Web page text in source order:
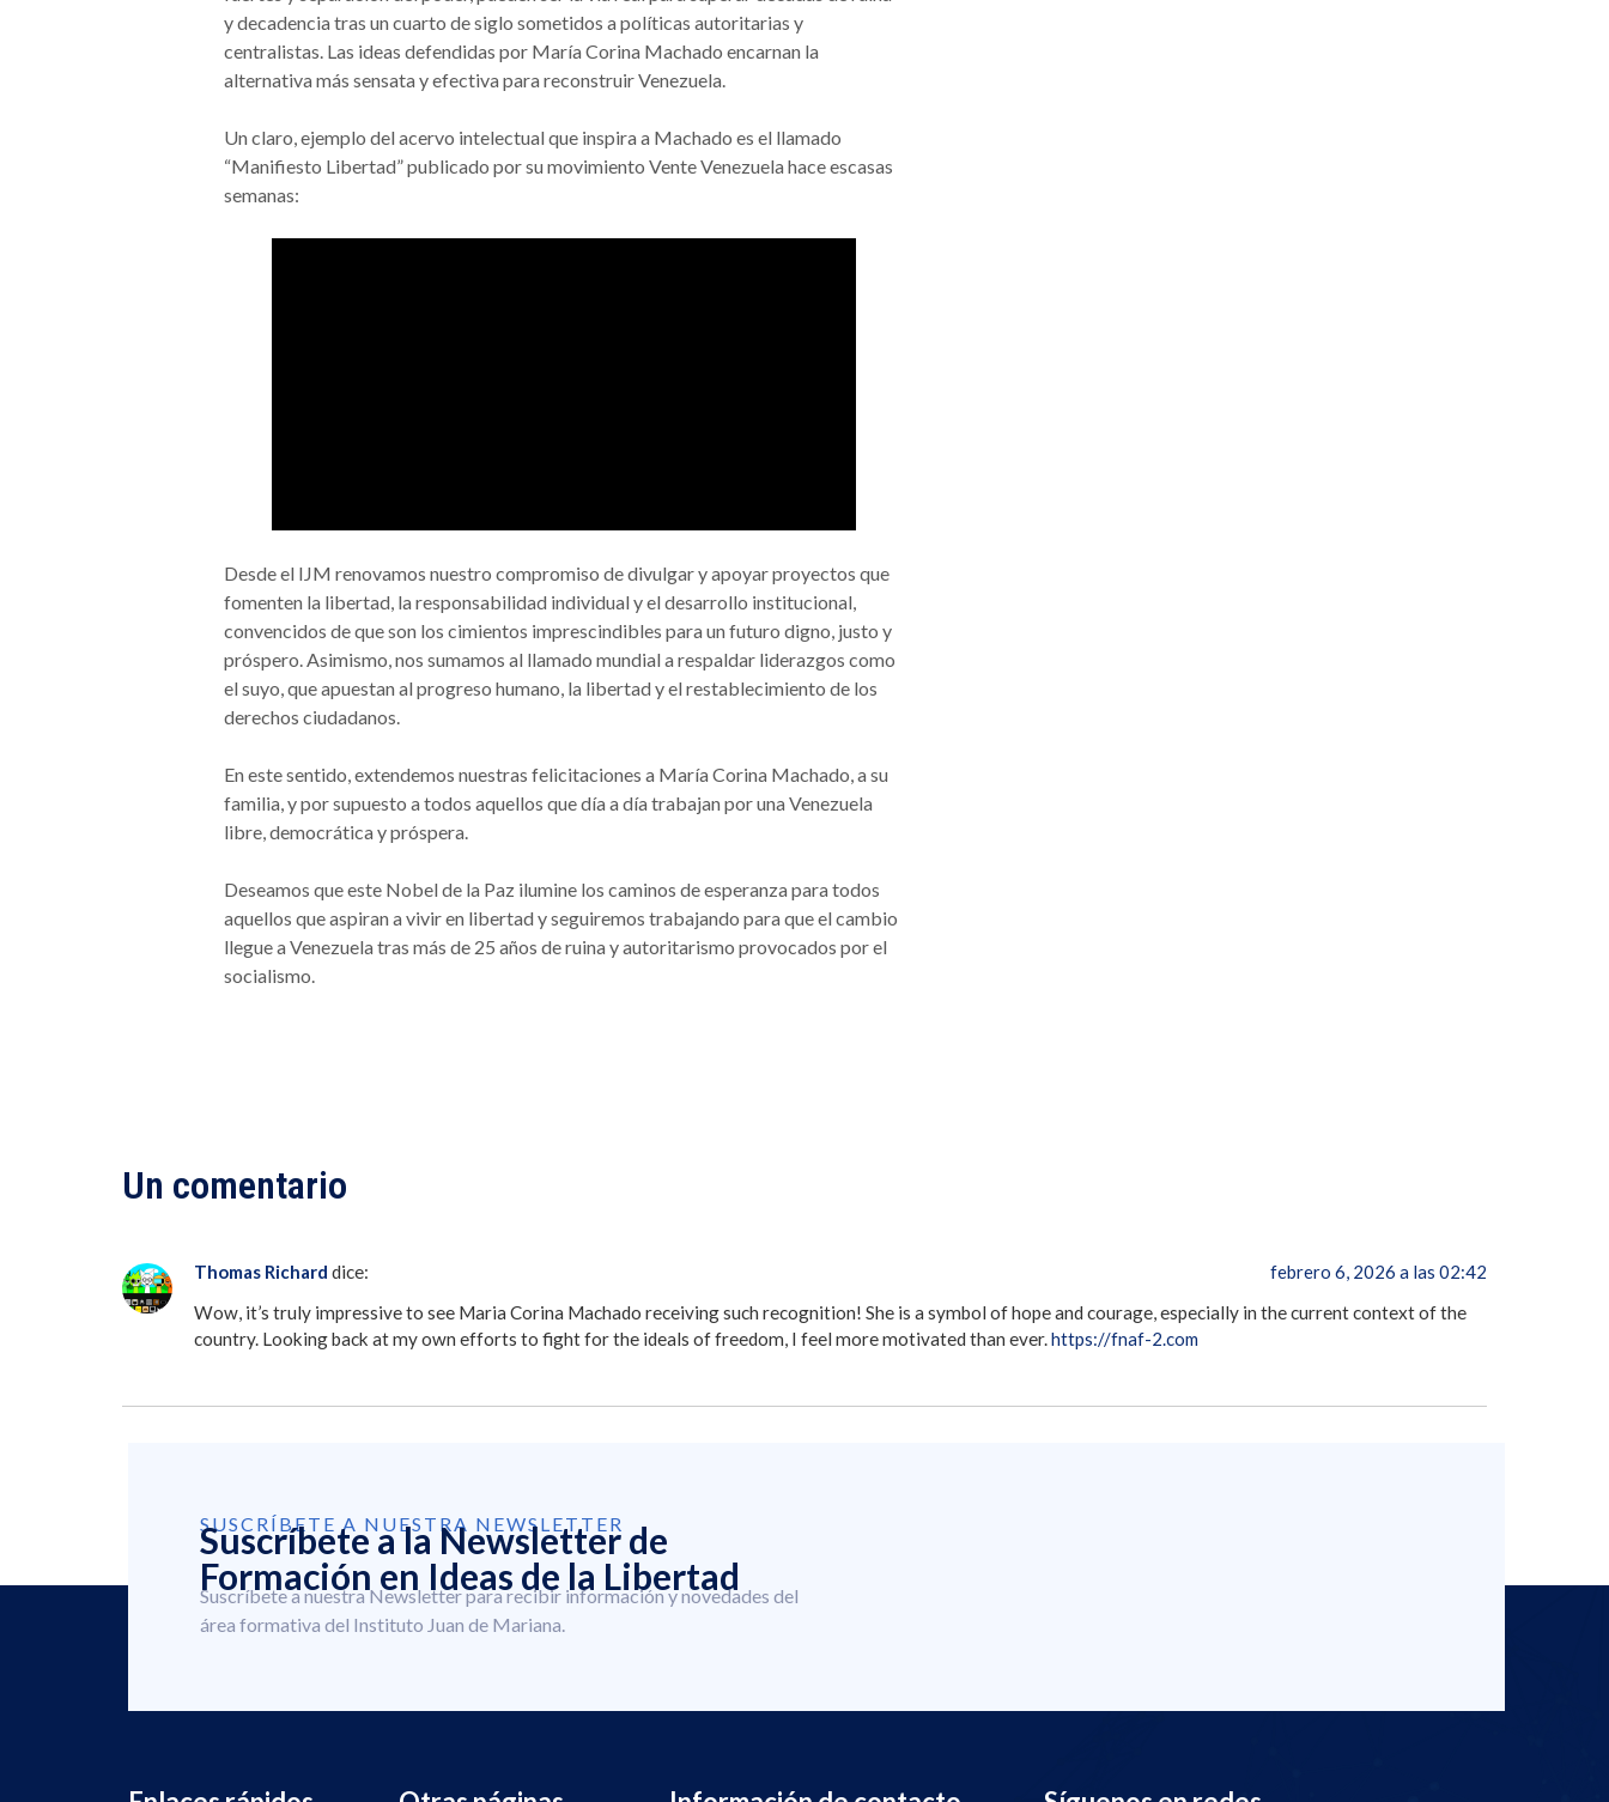
y decadencia tras un cuarto de siglo sometidos a políticas autoritarias y
centralistas. Las ideas defendidas por María Corina Machado encarnan la
alternativa más sensata y efectiva para reconstruir Venezuela.
Un claro, ejemplo del acervo intelectual que inspira a Machado es el llamado
“Manifiesto Libertad” publicado por su movimiento Vente Venezuela hace escasas
semanas:
Desde el IJM renovamos nuestro compromiso de divulgar y apoyar proyectos que
fomenten la libertad, la responsabilidad individual y el desarrollo institucional,
convencidos de que son los cimientos imprescindibles para un futuro digno, justo y
próspero. Asimismo, nos sumamos al llamado mundial a respaldar liderazgos como
el suyo, que apuestan al progreso humano, la libertad y el restablecimiento de los
derechos ciudadanos.
En este sentido, extendemos nuestras felicitaciones a María Corina Machado, a su
familia, y por supuesto a todos aquellos que día a día trabajan por una Venezuela
libre, democrática y próspera.
Deseamos que este Nobel de la Paz ilumine los caminos de esperanza para todos
aquellos que aspiran a vivir en libertad y seguiremos trabajando para que el cambio
llegue a Venezuela tras más de 25 años de ruina y autoritarismo provocados por el
socialismo.
Un comentario
Thomas Richard dice:
febrero 6, 2026 a las 02:42
Wow, it’s truly impressive to see Maria Corina Machado receiving such recognition! She is a symbol of hope and courage, especially in the current context of the
country. Looking back at my own efforts to fight for the ideals of freedom, I feel more motivated than ever. https://fnaf-2.com
SUSCRÍBETE A NUESTRA NEWSLETTER
Suscríbete a la Newsletter de
Formación en Ideas de la Libertad
Suscríbete a nuestra Newsletter para recibir información y novedades del
área formativa del Instituto Juan de Mariana.